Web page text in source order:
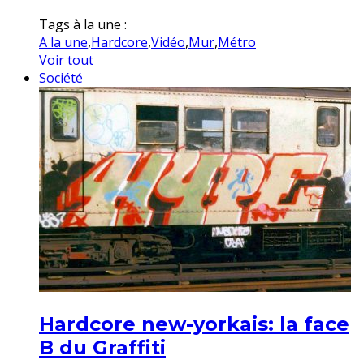
Tags à la une :
A la une,Hardcore,Vidéo,Mur,Métro
Voir tout
Société
Hardcore new-yorkais: la face
B du Graffiti